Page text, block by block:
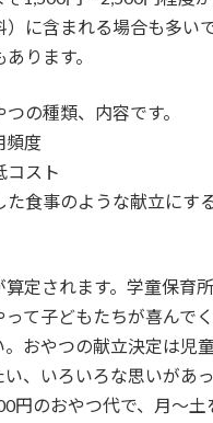
に含まれる場合も多い
ります。
の種類、内容です。
頻度
コスト
た食事のような献立にす
定されます。学童保育
て子どもたちが喜んで
おやつの献立決定は児
、いろいろな思いがあ
円のおやつ代で、月～